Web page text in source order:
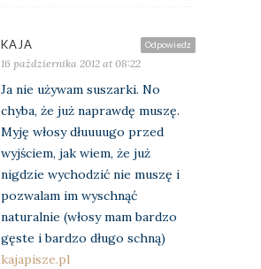
Odpowiedz
KAJA
16 października 2012 at 08:22
Ja nie używam suszarki. No
chyba, że już naprawdę muszę.
Myję włosy dłuuuugo przed
wyjściem, jak wiem, że już
nigdzie wychodzić nie muszę i
pozwalam im wyschnąć
naturalnie (włosy mam bardzo
gęste i bardzo długo schną)
kajapisze.pl